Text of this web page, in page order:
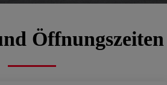
Öffnungszeiten